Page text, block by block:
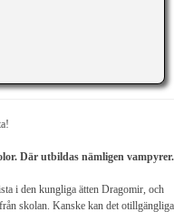
Där utbildas nämligen vampyrer.
i den kungliga ätten Dragomir, och
skolan. Kanske kan det otillgängliga